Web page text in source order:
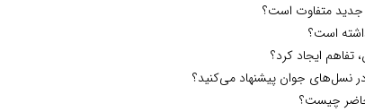
جدید متفاوت است؟
است؟
ایجاد کرد؟
نسل‌های جوان پیشنهاد می‌کنید؟
چیست؟